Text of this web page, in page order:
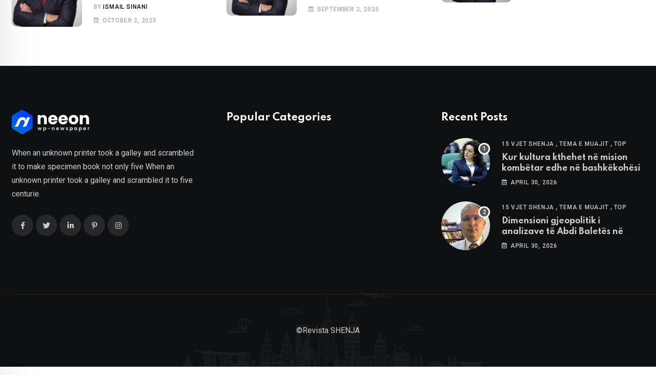
BYISMAIL SINANI
OCTOBER 2, 2025
SEPTEMBER 2, 2025
When an unknown printer took a galley and scrambled
it to make specimen book not only five When an
unknown printer took a galley and scrambled it to five
centurie.
Popular Categories Recent Posts
15 VJET SHENJA ,TEMA E MUAJIT , TOP
Kur kultura kthehet në mision
kombëtar edhe në bashkëkohësi
APRIL 30, 2026
15 VJET SHENJA ,TEMA E MUAJIT , TOP
Dimensioni gjeopolitik i
analizave të Abdi Baletës në
revistën “Shenja”
APRIL 30, 2026
©Revista SHENJA